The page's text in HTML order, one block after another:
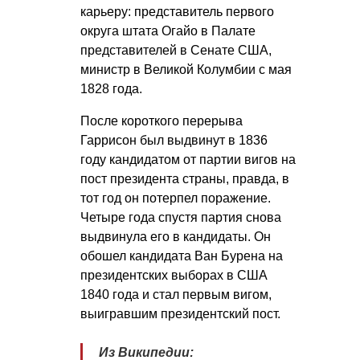
карьеру: представитель первого
округа штата Огайо в Палате
представителей в Сенате США,
министр в Великой Колумбии с мая
1828 года.
После короткого перерыва
Гаррисон был выдвинут в 1836
году кандидатом от партии вигов на
пост президента страны, правда, в
тот год он потерпел поражение.
Четыре года спустя партия снова
выдвинула его в кандидаты. Он
обошел кандидата Ван Бурена на
президентских выборах в США
1840 года и стал первым вигом,
выигравшим президентский пост.
Из Википедии: